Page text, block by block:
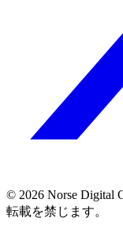
© 2026 Norse Digital
転載を禁じます。